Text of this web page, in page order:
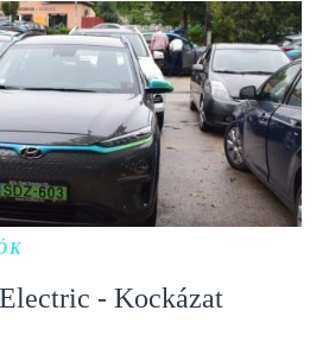
- Kockázat